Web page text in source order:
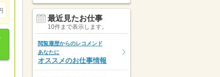
最近見たお仕事
10件まで表示します。
閲覧履歴からのレコメンド
あなたに
オススメのお仕事情報